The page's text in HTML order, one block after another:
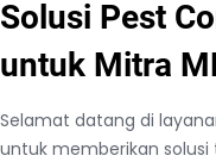
Solusi Pest
untuk Mitra
Selamat datang di
untuk memberikan solusi